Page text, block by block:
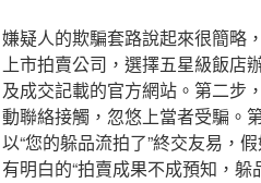
嫌疑人的欺騙套路說起來很簡略
上市拍賣公司，選擇五星級飯店
及成交記載的官方網站。第二步
動聯絡接觸，忽悠上當者受騙。
以“您的躲品流拍了”終交友易，
有明白的“拍賣成果不成預知，